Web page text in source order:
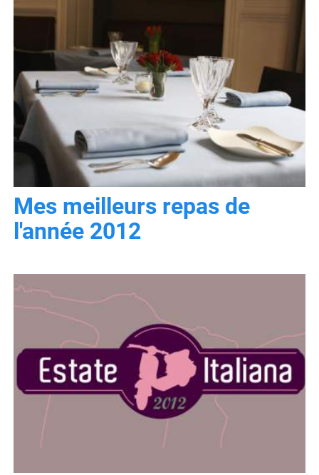
Mes meilleurs repas de
l'année 2012